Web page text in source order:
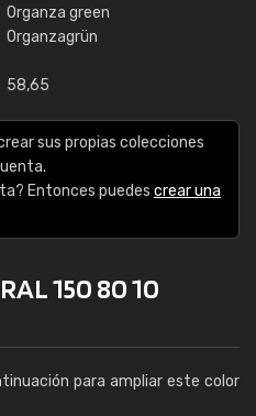
Organza green
Organzagrün
58,65
sus propias colecciones
Entonces puedes crear una
150 80 10
para ampliar este color